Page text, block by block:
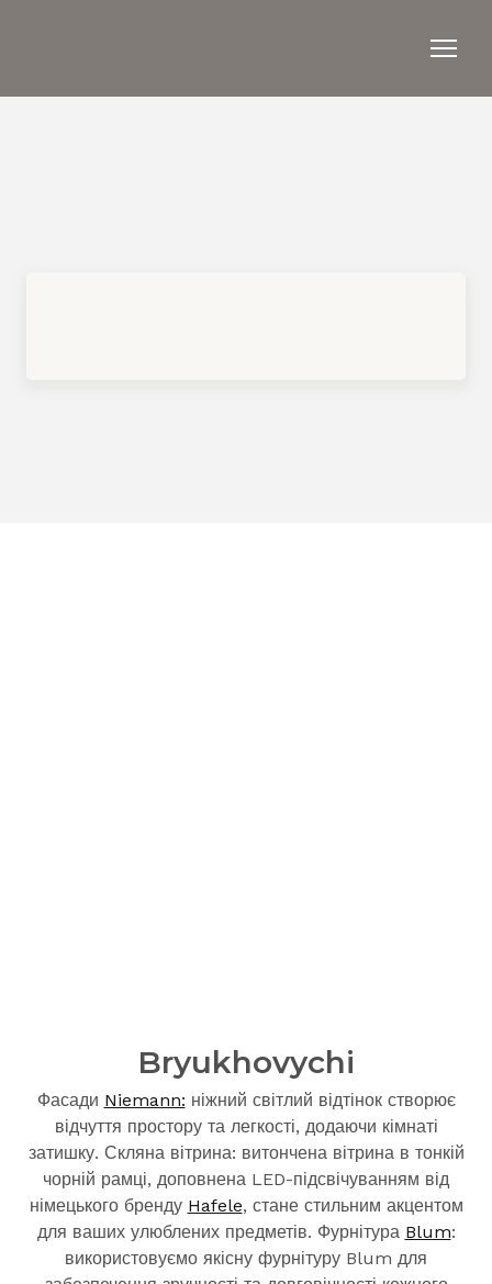
Bryukhovychi
Фасади Niemann: ніжний світлий відтінок створює
відчуття простору та легкості, додаючи кімнаті
затишку. Скляна вітрина: витончена вітрина в тонкій
чорній рамці, доповнена LED-підсвічуванням від
німецького бренду Hafele, стане стильним акцентом
для ваших улюблених предметів. Фурнітура Blum:
використовуємо якісну фурнітуру Blum для